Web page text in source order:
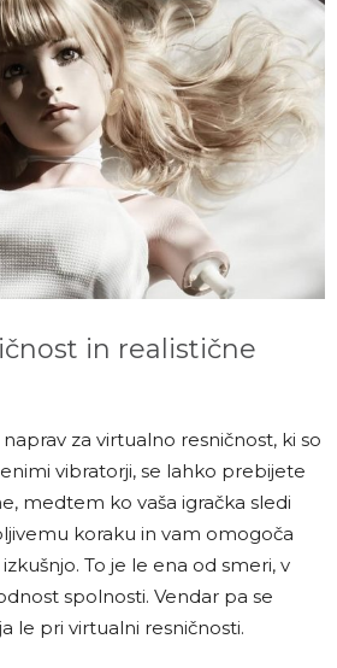
in realistične
za virtualno resničnost, ki so
vibratorji, se lahko prebijete
medtem ko vaša igračka sledi
koraku in vam omogoča
To je le ena od smeri, v
spolnosti. Vendar pa se
le pri virtualni resničnosti.